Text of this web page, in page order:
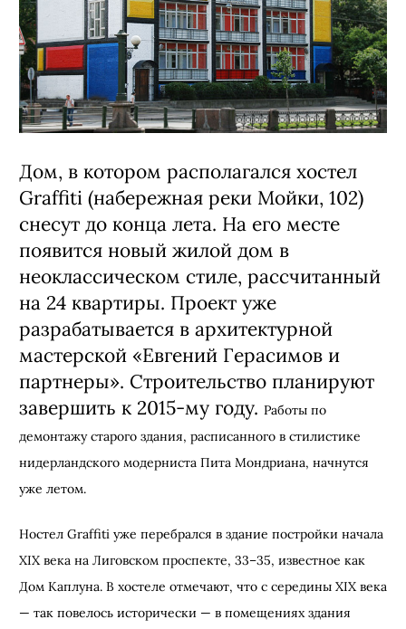
Дом, в котором располагался хостел
Graffiti (набережная реки Мойки, 102)
снесут до конца лета. На его месте
появится новый жилой дом в
неоклассическом стиле, рассчитанный
на 24 квартиры. Проект уже
разрабатывается в архитектурной
мастерской «Евгений Герасимов и
партнеры». Строительство планируют
завершить к 2015-му году. Работы по
демонтажу старого здания, расписанного в стилистике
нидерландского модерниста Пита Мондриана, начнутся
уже летом.
Ностел Graffiti уже перебрался в здание постройки начала
XIX века на Лиговском проспекте, 33–35, известное как
Дом Каплуна. В хостеле отмечают, что с середины XIX века
— так повелось исторически — в помещениях здания